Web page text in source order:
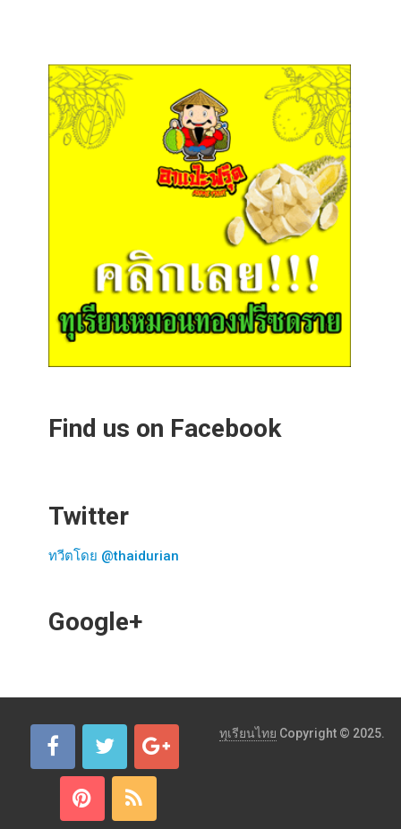
Find us on Facebook
Twitter
ทวีตโดย @thaidurian
Google+
ทุเรียนไทย Copyright © 2025.